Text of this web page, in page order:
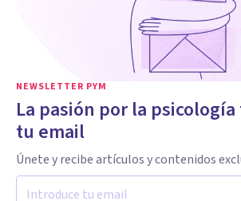
NEWSLETTER PYM
La pasión por la
tu email
Únete y recibe artículos y contenidos